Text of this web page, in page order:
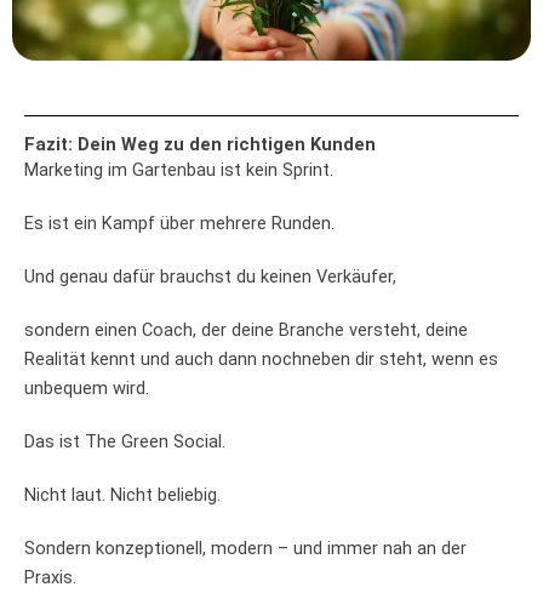
Fazit: Dein Weg zu den richtigen Kunden
Marketing im Gartenbau ist kein Sprint.
Es ist ein Kampf über mehrere Runden.
Und genau dafür brauchst du keinen Verkäufer,
sondern einen Coach, der deine Branche versteht, deine
Realität kennt und auch dann nochneben dir steht, wenn es
unbequem wird.
Das ist The Green Social.
Nicht laut. Nicht beliebig.
Sondern konzeptionell, modern – und immer nah an der
Praxis.